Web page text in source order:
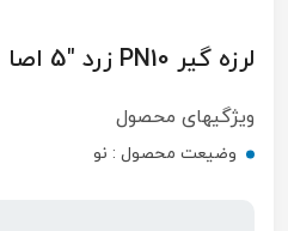
لرزه گیر PN10 زرد "5 اصا
ویژگیهای محصول
وضیعت محصول : نو